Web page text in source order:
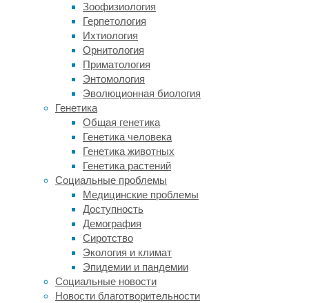
Зоофизиология
Герпетология
Ихтиология
Орнитология
Приматология
Энтомология
Эволюционная биология
Генетика
Общая генетика
Генетика человека
Генетика животных
Генетика растений
Социальные проблемы
Медицинские проблемы
Доступность
Демография
Сиротство
Экология и климат
Эпидемии и пандемии
Социальные новости
Новости благотворительности
школьному
возрасту,
дети
начинают
понимать,
что
у
других
людей
могут
быть
свои
чувства,
мысли,
что
они
могут
по-
другому